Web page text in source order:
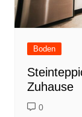
Boden
Zuhause
0